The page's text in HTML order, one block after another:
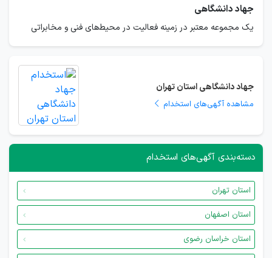
جهاد دانشگاهی
یک مجموعه معتبر در زمینه فعالیت در محیط‌های فنی و مخابراتی
جهاد دانشگاهی استان تهران
مشاهده آگهی‌های استخدام
دسته‌بندی آگهی‌های استخدام
استان تهران
استان اصفهان
استان خراسان رضوی